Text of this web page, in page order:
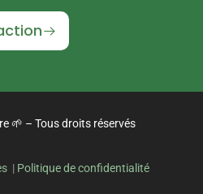
🌱 – Tous droits réservés
| Politique de confidentialité